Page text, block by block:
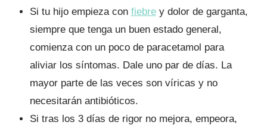
Si tu hijo empieza con fiebrey dolor de garganta,
siempre que tenga un buen estado general,
comienza con un poco de paracetamol para
aliviar los síntomas. Dale uno par de días. La
mayor parte de las veces son víricas y no
necesitarán antibióticos.
Si tras los 3 días de rigor no mejora, empeora,